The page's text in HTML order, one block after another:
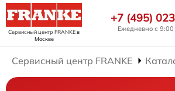
Сервисный центр FRANKEв
Москве
+7 (495)
Ежедневно с
Сервисный центр FRANKE